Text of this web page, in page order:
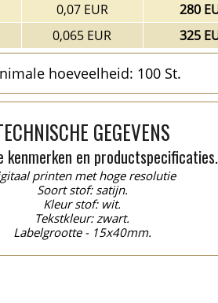
0,07 EUR
280
0,065 EUR 325
hoeveelheid: 100 St.
GEGEVENS
kenmerken en productspecificaties.
printen met hoge resolutie
Soort stof: satijn.
Kleur stof: wit.
Tekstkleur: zwart.
Labelgrootte - 15x40mm.